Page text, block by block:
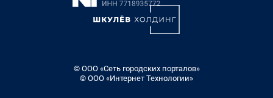
© ООО «Сеть городских порталов»
© ООО «Интернет Технологии»